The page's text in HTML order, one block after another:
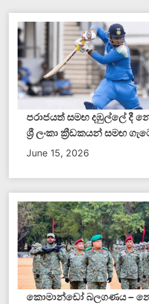
පරාජයත් සමඟ දඹුල්ලේ දී
ශ්‍රී ලංකා ක්‍රීඩකයන් සමඟ
June 15, 2026
කොමාන්ඩෝ බලගණය –